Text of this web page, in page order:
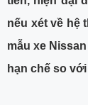
nếu xét về hệ
mẫu xe
hạn chế so